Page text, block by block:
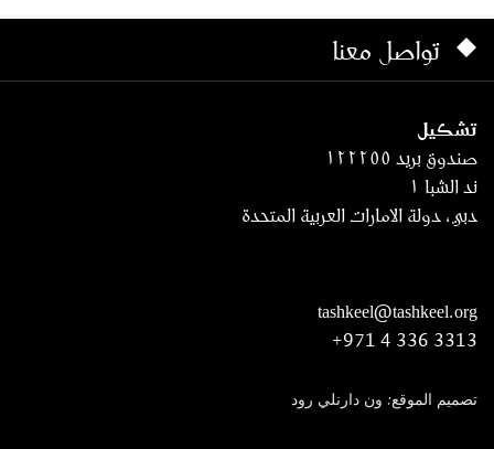
تواصل معنا
تشكيل
صندوق بريد ١٢٢٢٥٥
ند الشبا ١
دبي، دولة الامارات العربية المتحدة
tashkeel@tashkeel.org
+971 4 336 3313
تصميم الموقع: ون دارنلي رود